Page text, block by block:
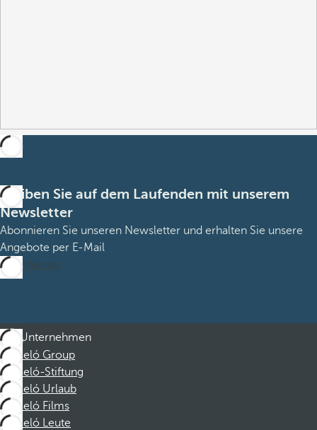
Bleiben Sie auf dem Laufenden mit unserem
Newsletter
Abonnieren Sie unseren Newsletter und erhalten Sie unsere
Angebote per E-Mail
Abonnieren
Unternehmen
Barceló Group
Barceló-Stiftung
Barceló Urlaub
Barceló Films
Barceló Leute